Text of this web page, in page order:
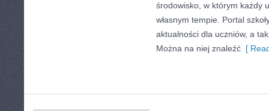
środowisko, w którym każdy
własnym tempie. Portal
aktualności dla uczniów, a
Można na niej znaleźć [